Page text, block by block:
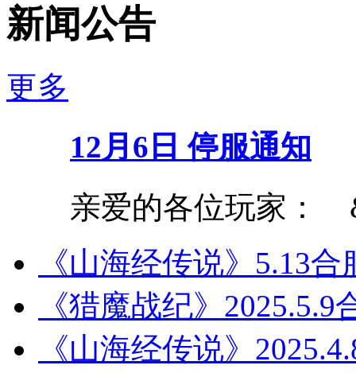
新闻公告
更多
12月6日 停服通知
亲爱的各位玩家：
《山海经传说》5.13合
《猎魔战纪》2025.5.9
《山海经传说》